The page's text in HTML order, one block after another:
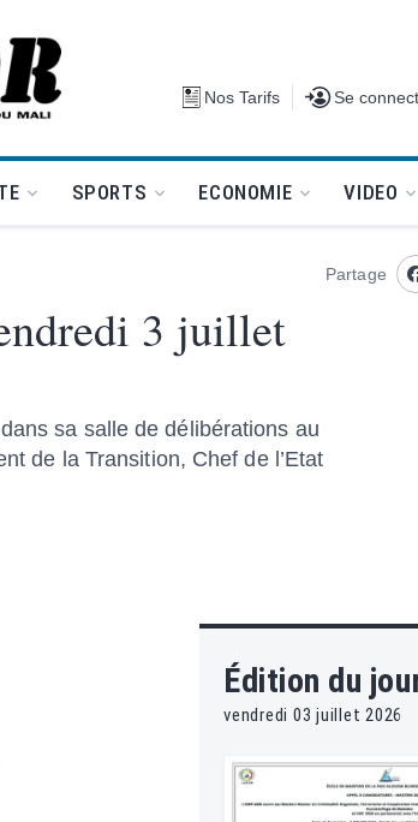
à la une Nos Tarifs Se connecter
Se
SPORTS ECONOMIE VIDEO
3 juillet
sa salle de délibérations au
de la Transition, Chef de l’Etat
Partage
Édition du
vendredi 03 juillet 2026